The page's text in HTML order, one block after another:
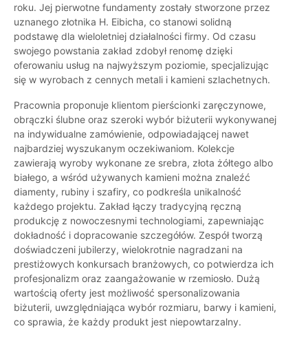
roku. Jej pierwotne fundamenty zostały stworzone przez
uznanego złotnika H. Eibicha, co stanowi solidną
podstawę dla wieloletniej działalności firmy. Od czasu
swojego powstania zakład zdobył renomę dzięki
oferowaniu usług na najwyższym poziomie, specjalizując
się w wyrobach z cennych metali i kamieni szlachetnych.
Pracownia proponuje klientom pierścionki zaręczynowe,
obrączki ślubne oraz szeroki wybór biżuterii wykonywanej
na indywidualne zamówienie, odpowiadającej nawet
najbardziej wyszukanym oczekiwaniom. Kolekcje
zawierają wyroby wykonane ze srebra, złota żółtego albo
białego, a wśród używanych kamieni można znaleźć
diamenty, rubiny i szafiry, co podkreśla unikalność
każdego projektu. Zakład łączy tradycyjną ręczną
produkcję z nowoczesnymi technologiami, zapewniając
dokładność i dopracowanie szczegółów. Zespół tworzą
doświadczeni jubilerzy, wielokrotnie nagradzani na
prestiżowych konkursach branżowych, co potwierdza ich
profesjonalizm oraz zaangażowanie w rzemiosło. Dużą
wartością oferty jest możliwość spersonalizowania
biżuterii, uwzględniająca wybór rozmiaru, barwy i kamieni,
co sprawia, że każdy produkt jest niepowtarzalny.